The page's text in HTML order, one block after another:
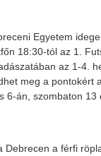
Egyetem
18:30-tól az 1.
az 1-4.
meg a pontokért
6-án, szombaton 13
a férfi